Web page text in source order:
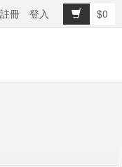
冊 登入
$0